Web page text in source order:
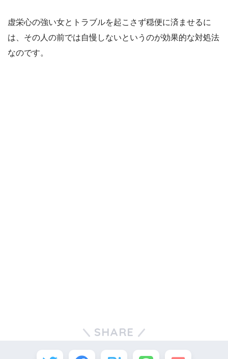
虚栄心の強い女とトラブルを起こさず穏便に済ませるに
は、その人の前では自慢しないというのが効果的な対処法
なのです。
SHARE